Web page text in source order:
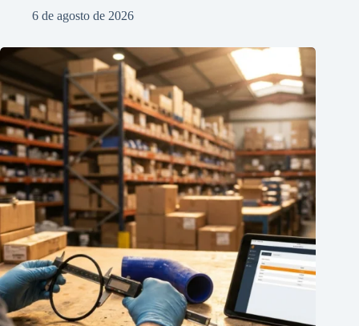
6 de agosto de 2026